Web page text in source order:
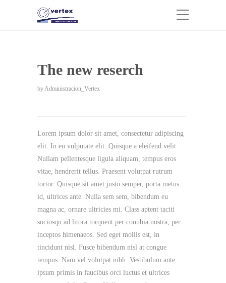
The new reserch
byAdministracion_Vertex
.
Lorem ipsum dolor sit amet, consectetur adipiscing
elit. In eu vulputate elit. Quisque a eleifend velit.
Nullam pellentesque ligula aliquam, tempus eros
vitae, hendrerit tellus. Praesent volutpat rutrum
tortor. Quisque sit amet justo semper, porta metus
id, ultrices ante. Nulla sem sem, bibendum eu
magna ac, ornare ultricies mi. Class aptent taciti
sociosqu ad litora torquent per conubia nostra, per
inceptos himenaeos. Sed eget mollis est, in
tincidunt nisl. Fusce bibendum nisl at congue
tempus. Nam vel volutpat nibh. Vestibulum ante
ipsum primis in faucibus orci luctus et ultrices